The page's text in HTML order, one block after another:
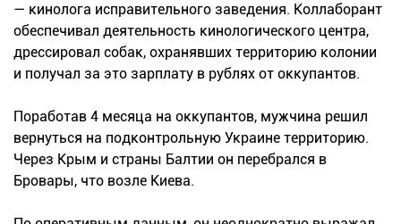
— кинолога исправительного заведения. Коллаборант
обеспечивал деятельность кинологического центра,
дрессировал собак, охранявших территорию колонии
и получал за это зарплату в рублях от оккупантов.
Поработав 4 месяца на оккупантов, мужчина решил
вернуться на подконтрольную Украине территорию.
Через Крым и страны Балтии он перебрался в
Бровары, что возле Киева.